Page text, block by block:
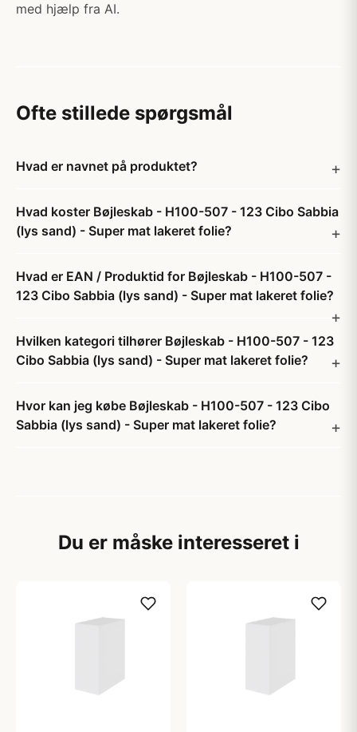
med hjælp fra AI.
Ofte stillede spørgsmål
Hvad er navnet på produktet?
Hvad koster Bøjleskab - H100-507 - 123 Cibo Sabbia
(lys sand) - Super mat lakeret folie?
Hvad er EAN / Produktid for Bøjleskab - H100-507 -
123 Cibo Sabbia (lys sand) - Super mat lakeret folie?
Hvilken kategori tilhører Bøjleskab - H100-507 - 123
Cibo Sabbia (lys sand) - Super mat lakeret folie?
Hvor kan jeg købe Bøjleskab - H100-507 - 123 Cibo
Sabbia (lys sand) - Super mat lakeret folie?
Du er måske interesseret i